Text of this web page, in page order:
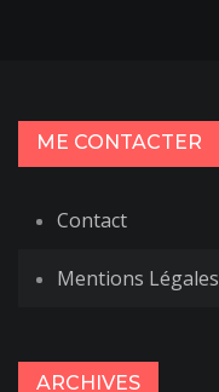
ME CONTACTER
Contact
Mentions Légales
ARCHIVES